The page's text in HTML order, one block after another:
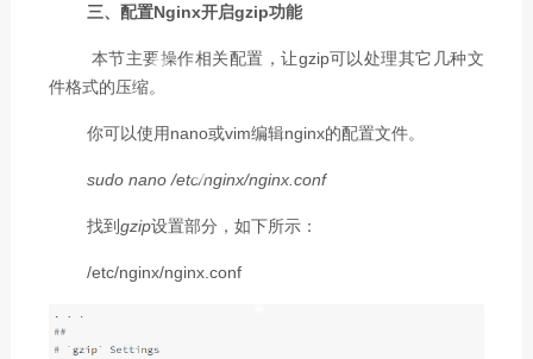
三、配置Nginx开启gzip功能
本节主要操作相关配置，让gzip可以处理其它几种文
件格式的压缩。
你可以使用nano或vim编辑nginx的配置文件。
sudo nano /etc/nginx/nginx.conf
找到gzip设置部分，如下所示：
/etc/nginx/nginx.conf